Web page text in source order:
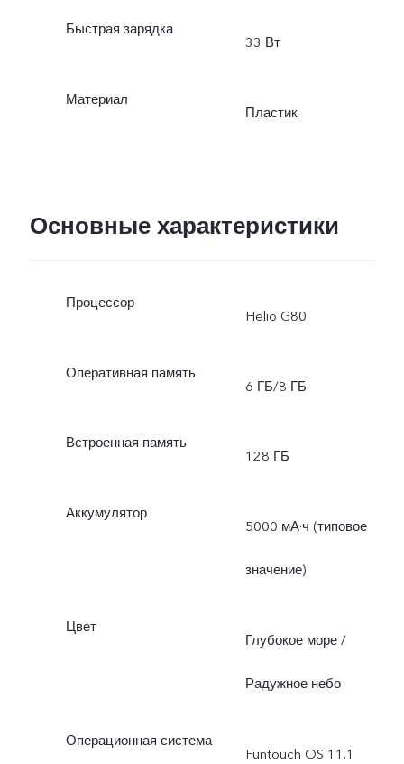
Быстрая зарядка
33 Вт
Материал
Пластик
Основные характеристики
Процессор
Helio G80
Оперативная память
6 ГБ/8 ГБ
Встроенная память
128 ГБ
Аккумулятор
5000 мА·ч (типовое
значение)
Цвет
Глубокое море /
Радужное небо
Операционная система
Funtouch OS 11.1